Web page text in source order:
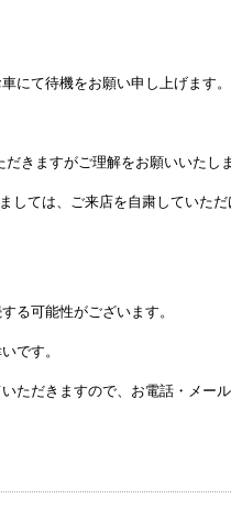
にて待機をお願い申し上げます。
きますがご理解をお願いいたしま
しては、ご来店を自粛していた
る可能性がございます。
です。
ただきますので、お電話・メー